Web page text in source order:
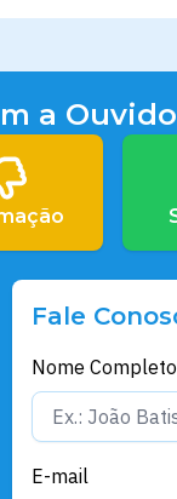
a
Fale
Nome Completo
E-mail